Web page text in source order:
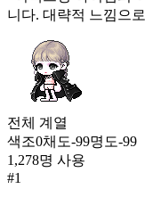
12,783
250
혼돈의 결속
12,767
최초의 대적자 망토
12,739
252
니다. 대략적 느낌으
전체 계열
색조0채도-99명도-99
1,278명 사용
#1